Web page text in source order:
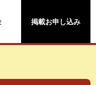
掲載お申し込み